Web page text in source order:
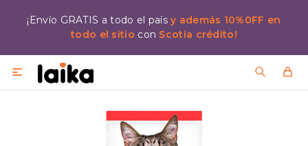
¡Envío GRATIS a todo el paísy además 10%0FF en
todo el sitio con Scotia crédito!
